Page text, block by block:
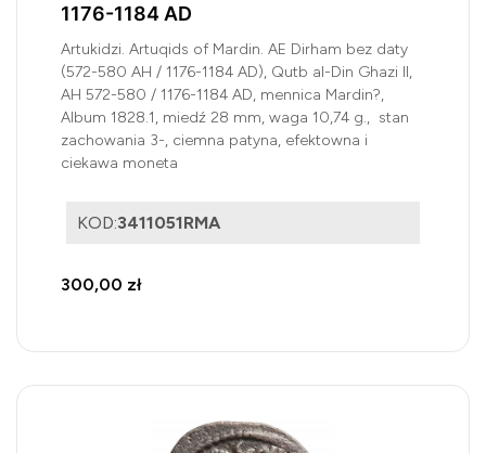
1176-1184 AD
Artukidzi. Artuqids of Mardin. AE Dirham bez daty
(572-580 AH / 1176-1184 AD), Qutb al-Din Ghazi II,
AH 572-580 / 1176-1184 AD, mennica Mardin?,
Album 1828.1, miedź 28 mm, waga 10,74 g., stan
zachowania 3-, ciemna patyna, efektowna i
ciekawa moneta
KOD:3411051RMA
300,00 zł